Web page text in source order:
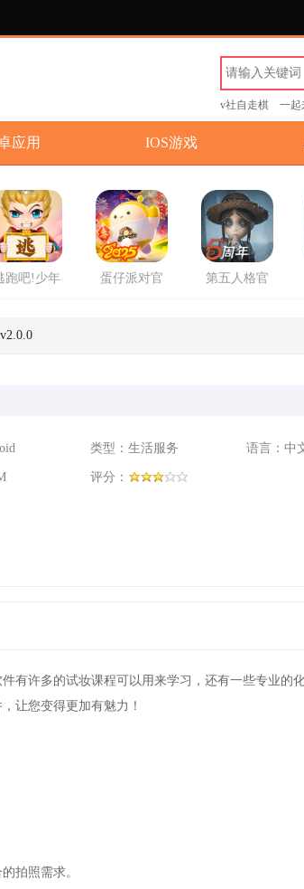
v社自走棋 一起
应用 IOS游戏
跑吧!少年
蛋仔派对官
第五人格官
类型：生活服务 语言：中
评分：
有许多的试妆课程可以用来学习，还有一些专业的
让您变得更加有魅力！
拍照需求。